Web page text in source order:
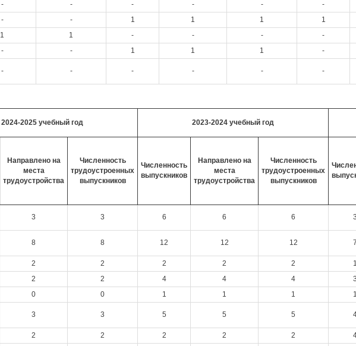
- - - - -
-
- - 1 1 1
1
1 1 - - -
-
- - 1 1 1 -
- - - - - -
2024-2025 учебный год 2023-2024 учебный год
Направлено на
места
трудоустройства
Численность
трудоустроенных
выпускников
Численность
выпускников
Направлено на
места
трудоустройства
Численность
трудоустроенных
выпускников
3 3 6 6 6
8 8 12 12 12
2 2 2 2 2
2 2 4 4 4
0 0 1 1 1
3 3 5 5 5
2 2 2 2 2